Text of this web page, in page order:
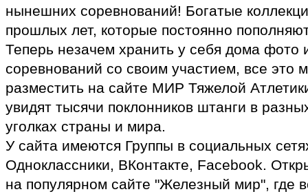
нынешних соревнований! Богатые
прошлых лет, которые постоянно
Теперь незачем хранить у себя дома фото
соревнований со своим участием, все это
разместить на сайте МИР Тяжелой
увидят тысячи поклонников штанги в
уголках страны и мира.
У сайта имеются Группы в социальных
Одноклассники, ВКонтакте, Facebook.
на популярном сайте "Железный мир", где